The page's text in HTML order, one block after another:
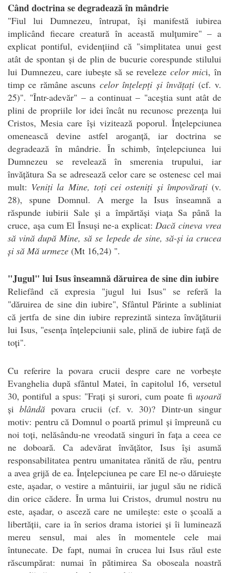
Când doctrina se degradează în mândrie
"Fiul lui Dumnezeu, întrupat, își manifestă iubirea
implicând fiecare creatură în această mulțumire" – a
explicat pontiful, evidențiind că "simplitatea unui gest
atât de spontan și de plin de bucurie corespunde stilului
lui Dumnezeu, care iubește să se reveleze celor mici, în
timp ce rămâne ascuns celor înțelepți și învățați (cf. v.
25)". "Într-adevăr" – a continuat – "aceștia sunt atât de
plini de propriile lor idei încât nu recunosc prezența lui
Cristos, Mesia care își vizitează poporul. Înțelepciunea
omenească devine astfel aroganță, iar doctrina se
degradează în mândrie. În schimb, înțelepciunea lui
Dumnezeu se revelează în smerenia trupului, iar
învățătura Sa se adresează celor care se ostenesc cel mai
mult: Veniți la Mine, toți cei osteniți și împovărați(v.
28), spune Domnul. A merge la Isus înseamnă a
răspunde iubirii Sale și a împărtăși viața Sa până la
cruce, așa cum El Însuși ne-a explicat: Dacă cineva vrea
să vină după Mine, să se lepede de sine, să-și ia crucea
și să Mă urmeze (Mt 16,24) ".
"Jugul" lui Isus înseamnă dăruirea de sine din iubire
Reliefând că expresia "jugul lui Isus" se referă la
"dăruirea de sine din iubire", Sfântul Părinte a subliniat
că jertfa de sine din iubire reprezintă sinteza învățăturii
lui Isus, "esența înțelepciunii sale, plină de iubire față de
toți".
Cu referire la povara crucii despre care ne vorbește
Evanghelia după sfântul Matei, în capitolul 16, versetul
30, pontiful a spus: "Frați și surori, cum poate fi ușoară
șiblândă povara crucii (cf. v. 30)? Dintr-un singur
motiv: pentru că Domnul o poartă primul și împreună cu
noi toți, nelăsându-ne vreodată singuri în fața a ceea ce
ne doboară. Ca adevărat învățător, Isus își asumă
responsabilitatea pentru umanitatea rănită de rău, pentru
a avea grijă de ea. Înțelepciunea pe care El ne-o dăruiește
este, așadar, o vestire a mântuirii, iar jugul său ne ridică
din orice cădere. În urma lui Cristos, drumul nostru nu
este, așadar, o asceză care ne umilește: este o școală a
libertății, care ia în serios drama istoriei și îi luminează
mereu sensul, mai ales în momentele cele mai
întunecate. De fapt, numai în crucea lui Isus răul este
răscumpărat: numai în pătimirea Sa oboseala noastră